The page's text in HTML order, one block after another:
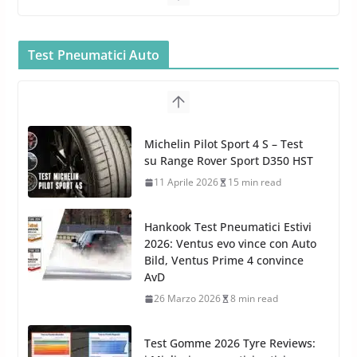
Gun per la tua Idropulitrice?
5 Maggio 2022 2 min read
Bullock entra nel mondo della
Car Care
26 Marzo 2025 2 min read
Test Pneumatici Auto
Michelin Pilot Sport 4 S – Test
su Range Rover Sport D350 HST
11 Aprile 2026 15 min read
Hankook Test Pneumatici Estivi
2026: Ventus evo vince con Auto
Bild, Ventus Prime 4 convince
AvD
26 Marzo 2026 8 min read
Test Gomme 2026 Tyre Reviews: